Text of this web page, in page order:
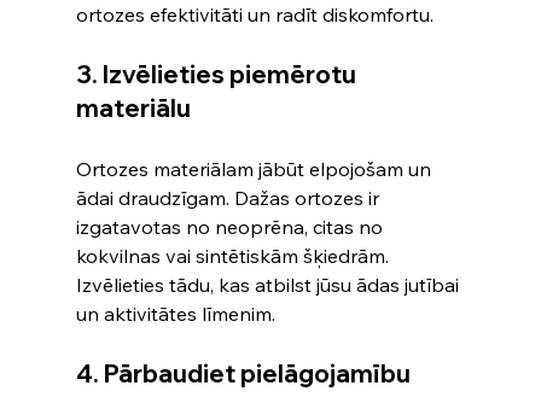
ortozes efektivitāti un radīt diskomfortu.
3. Izvēlieties piemērotu
materiālu
Ortozes materiālam jābūt elpojošam un
ādai draudzīgam. Dažas ortozes ir
izgatavotas no neoprēna, citas no
kokvilnas vai sintētiskām šķiedrām.
Izvēlieties tādu, kas atbilst jūsu ādas jutībai
un aktivitātes līmenim.
4. Pārbaudiet pielāgojamību